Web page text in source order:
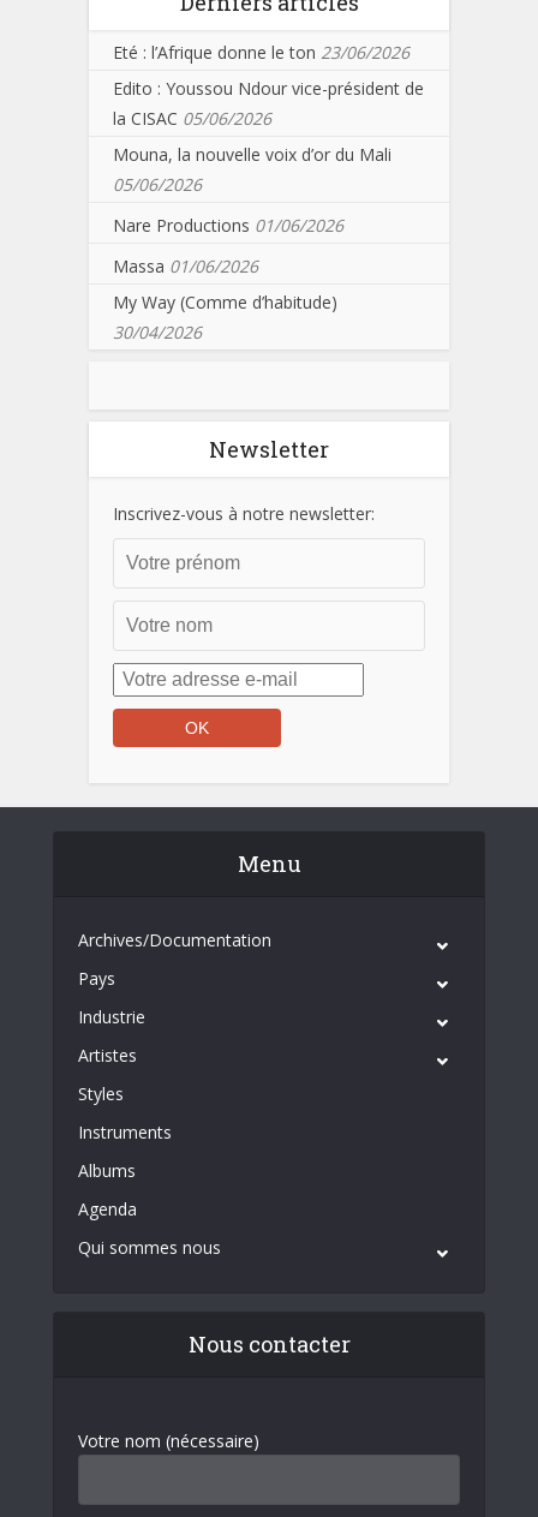
Eté : l’Afrique donne le ton 23/06/2026
Edito : Youssou Ndour vice-président de
la CISAC 05/06/2026
Mouna, la nouvelle voix d’or du Mali
05/06/2026
Nare Productions 01/06/2026
Massa 01/06/2026
My Way (Comme d’habitude)
30/04/2026
Newsletter
Inscrivez-vous à notre newsletter:
Menu
Archives/Documentation
Pays
Industrie
Artistes
Styles
Instruments
Albums
Agenda
Qui sommes nous
Nous contacter
Votre nom (nécessaire)